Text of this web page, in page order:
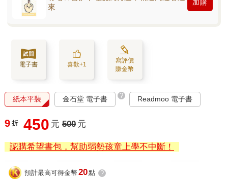
來
加購
電子書 喜歡+1
寫評價
賺金幣
紙本平裝 金石堂 電子書 ? Readmoo 電子書
9 折 450 元 500 元
認購希望書包，幫助弱勢孩童上學不中斷！
預計最高可得金幣 20點 ?